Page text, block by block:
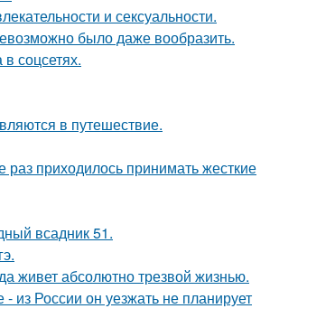
и сексуальности.
было даже вообразить.
соцсетях.
в путешествие.
приходилось принимать жесткие
всадник 51.
живет абсолютно трезвой жизнью.
из России он уезжать не планирует